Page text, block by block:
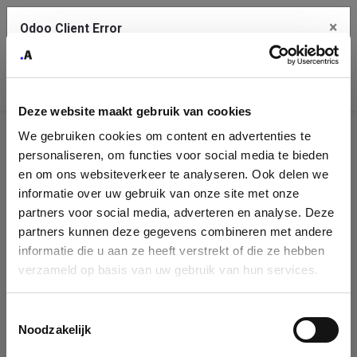
Deze website maakt gebruik van cookies
We gebruiken cookies om content en advertenties te
personaliseren, om functies voor social media te bieden
en om ons websiteverkeer te analyseren. Ook delen we
informatie over uw gebruik van onze site met onze
partners voor social media, adverteren en analyse. Deze
partners kunnen deze gegevens combineren met andere
informatie die u aan ze heeft verstrekt of die ze hebben
verzameld op basis van uw gebruik van hun services.
Noodzakelijk
Company
Identification
Please fill in your company details
You can search a company in our database by name, VAT or
enterprise ID. When a company is selected it will auto-complete the
form. If you don't find your company in our database, you can create
Odoo Client Error ×
service.
See details
Ok